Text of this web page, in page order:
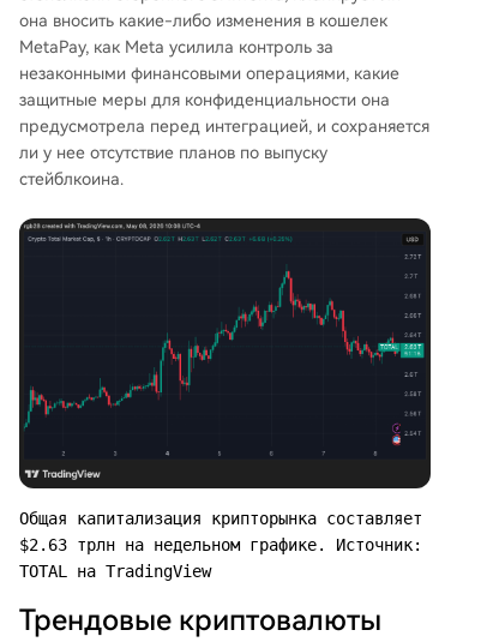
она вносить какие-либо изменения в кошелек
MetaPay, как Meta усилила контроль за
незаконными финансовыми операциями, какие
защитные меры для конфиденциальности она
предусмотрела перед интеграцией, и сохраняется
ли у нее отсутствие планов по выпуску
стейблкоина.
Общая капитализация крипторынка составляет
$2.63 трлн на недельном графике. Источник:
TOTAL на TradingView
Трендовые криптовалюты